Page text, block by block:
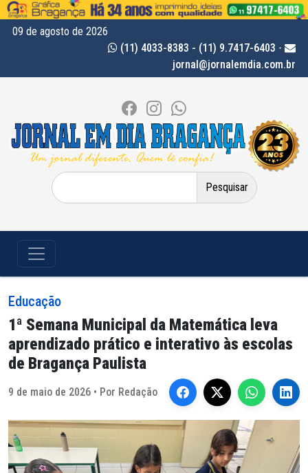
09 de agosto de 2026
(11) 4033-8383 - (11) 9.7417-6403 -
jornal@jornalemdia.com.br
Pesquisar
por:
Educação
1ª Semana Municipal da Matemática leva
aprendizado prático e interativo às escolas
de Bragança Paulista
9 de maio de 2026 • Por Redação